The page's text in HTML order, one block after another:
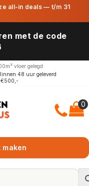
all-in deals — t/m 31
met de code
vloer gelegd
48 uur geleverd
€500,-